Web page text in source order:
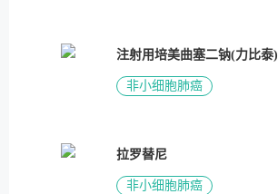
注射用培美曲塞二钠(力比泰)
非小细胞肺癌
拉罗替尼
非小细胞肺癌